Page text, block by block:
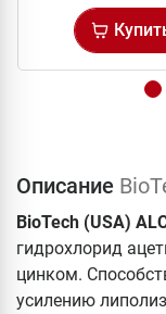
Описание
BioTech (USA)
гидрохлорид
цинком.
усилению